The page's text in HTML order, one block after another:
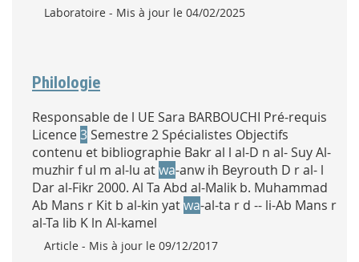
Type :
Laboratoire - Mis à jour le 04/02/2025
Philologie
Responsable de l UE Sara BARBOUCHI Pré-requis
Licence3Semestre 2 Spécialistes Objectifs
contenu et bibliographie Bakr al l al-D n al- Suy Al-
muzhir f ul m al-lu atwa-anw ih Beyrouth D r al- l
Dar al-Fikr 2000. Al Ta Abd al-Malik b. Muhammad
Ab Mans r Kit b al-kin yatwa-al-ta r d -- li-Ab Mans r
al-Ta lib K ln Al-kamel
Type :
Article - Mis à jour le 09/12/2017